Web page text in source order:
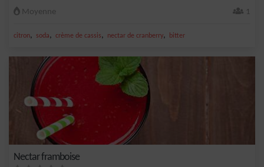
Moyenne 1
citron, soda, crème de cassis, nectar de cranberry, bitter
Nectar framboise